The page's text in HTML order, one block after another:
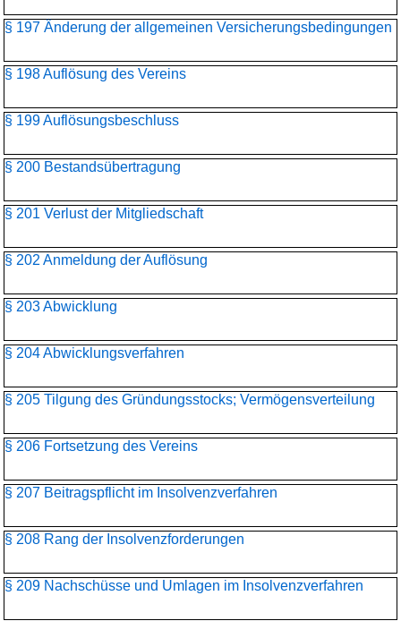
§ 197 Änderung der allgemeinen Versicherungsbedingungen
§ 198 Auflösung des Vereins
§ 199 Auflösungsbeschluss
§ 200 Bestandsübertragung
§ 201 Verlust der Mitgliedschaft
§ 202 Anmeldung der Auflösung
§ 203 Abwicklung
§ 204 Abwicklungsverfahren
§ 205 Tilgung des Gründungsstocks; Vermögensverteilung
§ 206 Fortsetzung des Vereins
§ 207 Beitragspflicht im Insolvenzverfahren
§ 208 Rang der Insolvenzforderungen
§ 209 Nachschüsse und Umlagen im Insolvenzverfahren